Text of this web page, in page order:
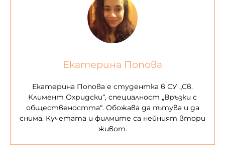
Екатерина Попова
Екатерина Попова е студентка в СУ „Св.
Климент Охридски“, специалност „Връзки с
обществеността“. Обожава да пътува и да
снима. Кучетата и филмите са нейният втори
живот.